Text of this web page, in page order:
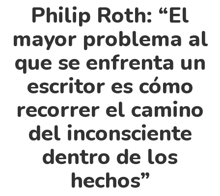
Diccionario portátil de la literatura chilena
Documentos
Fragmentos
Historia
Historia material de los libros
Libros
Libros usados
Philip Roth: “El
mayor problema al
que se enfrenta un
escritor es cómo
recorrer el camino
del inconsciente
dentro de los
hechos”